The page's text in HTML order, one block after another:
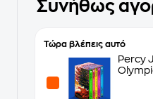
Συνήθως
Τώρα βλέπεις αυτό
Percy